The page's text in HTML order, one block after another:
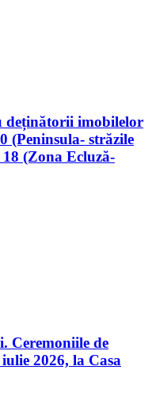
deținătorii imobilelor
(Peninsula- străzile
(Zona Ecluză-
Ceremoniile de
2026, la Casa